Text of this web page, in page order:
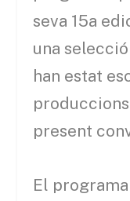
seva 15a
una
han estat
present
El